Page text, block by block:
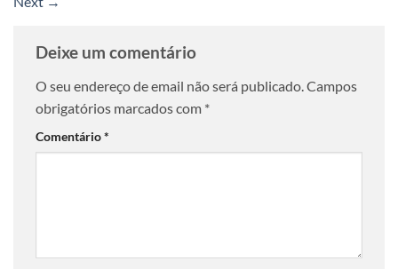
Deixe um comentário
O seu endereço de email não será publicado.Campos
obrigatórios marcados com *
Comentário*